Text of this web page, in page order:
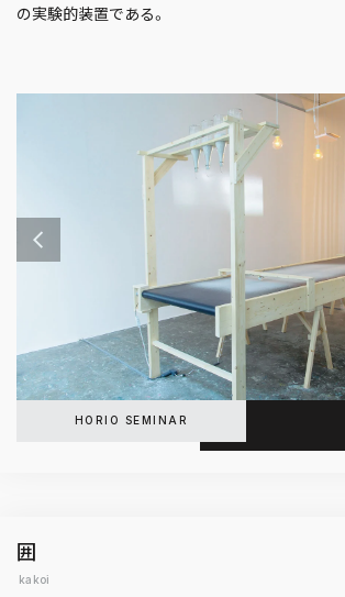
の実験的装置である。
HORIO SEMINAR
囲
kakoi